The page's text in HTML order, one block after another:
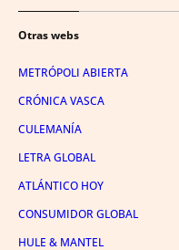
Otras webs
METRÓPOLI ABIERTA
CRÓNICA VASCA
CULEMANÍA
LETRA GLOBAL
ATLÁNTICO HOY
CONSUMIDOR GLOBAL
HULE & MANTEL